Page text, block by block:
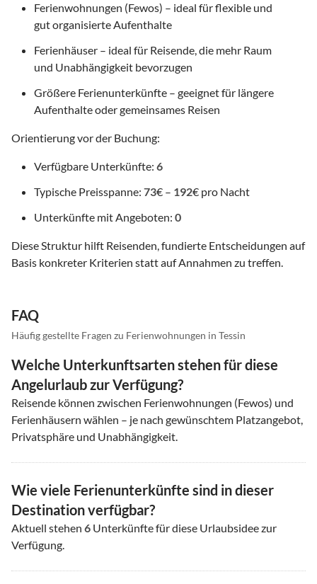
Ferienwohnungen (Fewos) – ideal für flexible und
gut organisierte Aufenthalte
Ferienhäuser – ideal für Reisende, die mehr Raum
und Unabhängigkeit bevorzugen
Größere Ferienunterkünfte – geeignet für längere
Aufenthalte oder gemeinsames Reisen
Orientierung vor der Buchung:
Verfügbare Unterkünfte: 6
Typische Preisspanne: 73€ – 192€ pro Nacht
Unterkünfte mit Angeboten: 0
Diese Struktur hilft Reisenden, fundierte Entscheidungen auf
Basis konkreter Kriterien statt auf Annahmen zu treffen.
FAQ
Häufig gestellte Fragen zu Ferienwohnungen in Tessin
Welche Unterkunftsarten stehen für diese
Angelurlaub zur Verfügung?
Reisende können zwischen Ferienwohnungen (Fewos) und
Ferienhäusern wählen – je nach gewünschtem Platzangebot,
Privatsphäre und Unabhängigkeit.
Wie viele Ferienunterkünfte sind in dieser
Destination verfügbar?
Aktuell stehen 6 Unterkünfte für diese Urlaubsidee zur
Verfügung.